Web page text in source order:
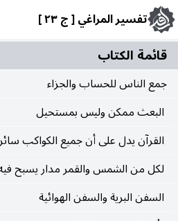
تفسير المراغي [ ج ٢٣ ]
قائمة الکتاب
جمع الناس للحساب والجزاء
البعث ممكن وليس بمستحيل
القرآن يدل على أن جميع الكواكب
لكل من الشمس والقمر مدار يسبح
السفن البرية والسفن الهوائية
المعنى